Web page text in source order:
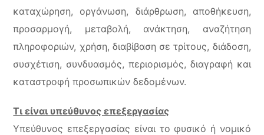
καταχώρηση, οργάνωση, διάρθρωση, αποθήκευση,
προσαρμογή, μεταβολή, ανάκτηση, αναζήτηση
πληροφοριών, χρήση, διαβίβαση σε τρίτους, διάδοση,
συσχέτιση, συνδυασμός, περιορισμός, διαγραφή και
καταστροφή προσωπικών δεδομένων.
Τι είναι υπεύθυνος επεξεργασίας
Υπεύθυνος επεξεργασίας είναι το φυσικό ή νομικό